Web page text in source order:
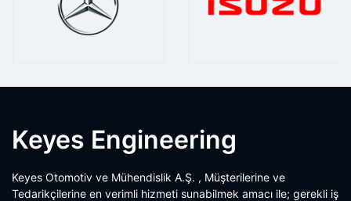
Keyes Engineering
Keyes Otomotiv ve Mühendislik A.Ş. , Müşterilerine ve
Tedarikçilerine en verimli hizmeti sunabilmek amacı ile; gerekli iş